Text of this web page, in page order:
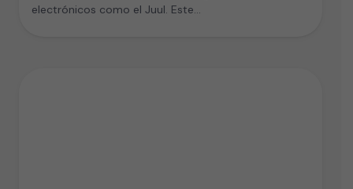
electrónicos como el Juul. Este…